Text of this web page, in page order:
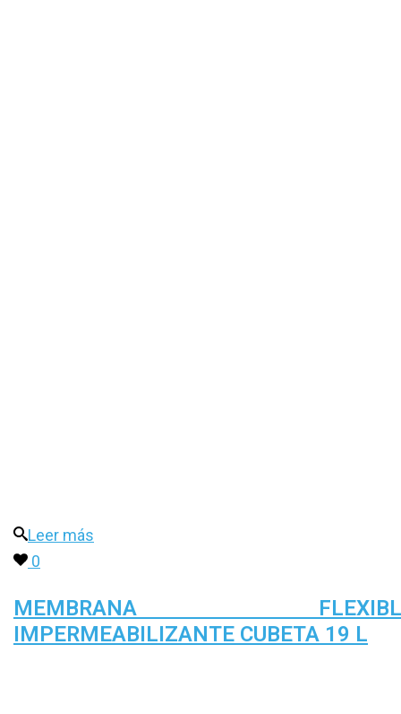
Leer más
0
MEMBRANA
IMPERMEABILIZANTE CUBETA 19 L